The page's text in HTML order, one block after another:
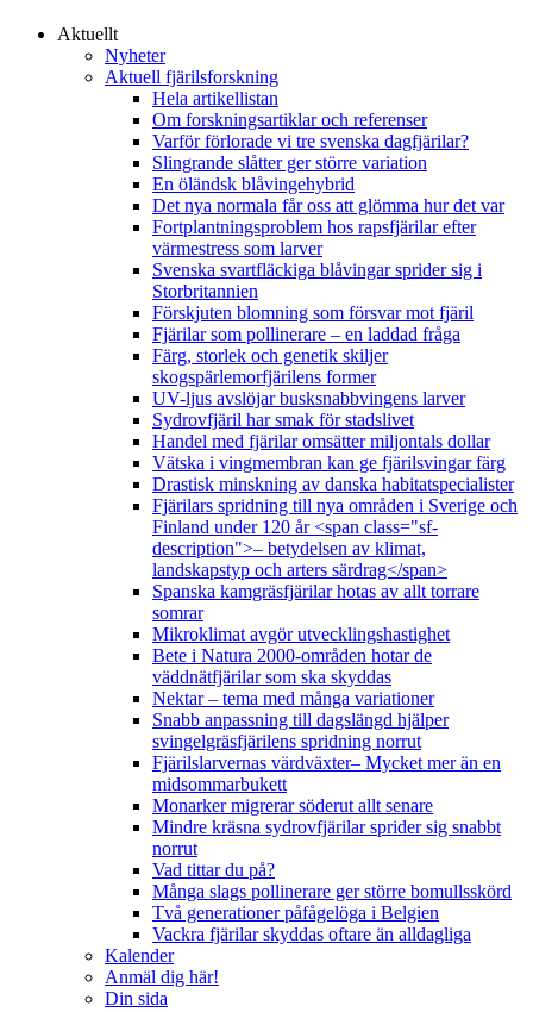
Aktuellt
Nyheter
Aktuell fjärilsforskning
Hela artikellistan
Om forskningsartiklar och referenser
Varför förlorade vi tre svenska dagfjärilar?
Slingrande slåtter ger större variation
En öländsk blåvingehybrid
Det nya normala får oss att glömma hur det var
Fortplantningsproblem hos rapsfjärilar efter
värmestress som larver
Svenska svartfläckiga blåvingar sprider sig i
Storbritannien
Förskjuten blomning som försvar mot fjäril
Fjärilar som pollinerare – en laddad fråga
Färg, storlek och genetik skiljer
skogspärlemorfjärilens former
UV-ljus avslöjar busksnabbvingens larver
Sydrovfjäril har smak för stadslivet
Handel med fjärilar omsätter miljontals dollar
Vätska i vingmembran kan ge fjärilsvingar färg
Drastisk minskning av danska habitatspecialister
Fjärilars spridning till nya områden i Sverige och
Finland under 120 år <span class="sf-
description">– betydelsen av klimat,
landskapstyp och arters särdrag</span>
Spanska kamgräsfjärilar hotas av allt torrare
somrar
Mikroklimat avgör utvecklingshastighet
Bete i Natura 2000-områden hotar de
väddnätfjärilar som ska skyddas
Nektar – tema med många variationer
Snabb anpassning till dagslängd hjälper
svingelgräsfjärilens spridning norrut
Fjärilslarvernas värdväxter– Mycket mer än en
midsommarbukett
Monarker migrerar söderut allt senare
Mindre kräsna sydrovfjärilar sprider sig snabbt
norrut
Vad tittar du på?
Många slags pollinerare ger större bomullsskörd
Två generationer påfågelöga i Belgien
Vackra fjärilar skyddas oftare än alldagliga
Kalender
Anmäl dig här!
Din sida